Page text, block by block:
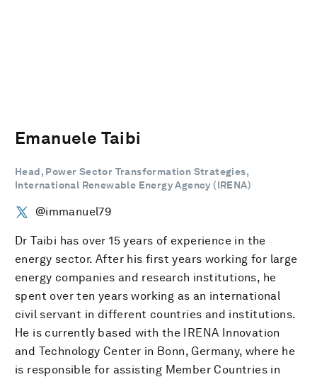
Emanuele Taibi
Head, Power Sector Transformation Strategies,
International Renewable Energy Agency (IRENA)
@immanuel79
Dr Taibi has over 15 years of experience in the
energy sector. After his first years working for large
energy companies and research institutions, he
spent over ten years working as an international
civil servant in different countries and institutions.
He is currently based with the IRENA Innovation
and Technology Center in Bonn, Germany, where he
is responsible for assisting Member Countries in